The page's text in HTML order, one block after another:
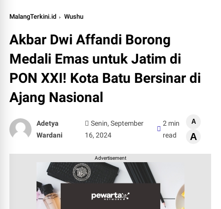
MalangTerkini.id Wushu
Akbar Dwi Affandi Borong
Medali Emas untuk Jatim di
PON XXI! Kota Batu Bersinar di
Ajang Nasional
Adetya
Wardani
Senin, September
16, 2024
2 min
read
A
A
Advertisement